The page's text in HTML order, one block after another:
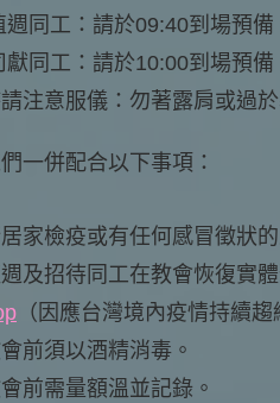
週同工：請於09:40到場預備
獻同工：請於10:00到場預備
注意服儀：勿著露肩或過
一併配合以下事項：
家檢疫或有任何感冒徵狀
及招待同工在教會恢復實
（因應台灣境內疫情持續
前須以酒精消毒。
前需量額溫並記錄。